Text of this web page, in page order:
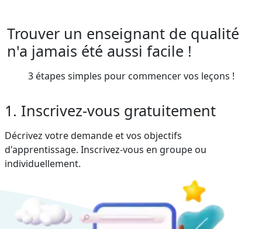
Trouver un enseignant de qualité
n'a jamais été aussi facile !
3 étapes simples pour commencer vos leçons !
1. Inscrivez-vous gratuitement
Décrivez votre demande et vos objectifs
d'apprentissage. Inscrivez-vous en groupe ou
individuellement.